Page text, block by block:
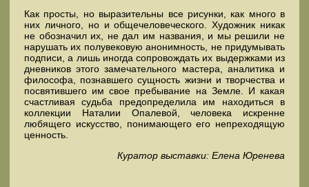
Как просты, но выразительны все рисунки, как много в
них личного, но и общечеловеческого. Художник никак
не обозначил их, не дал им названия, и мы решили не
нарушать их полувековую анонимность, не придумывать
подписи, а лишь иногда сопровождать их выдержками из
дневников этого замечательного мастера, аналитика и
философа, познавшего сущность жизни и творчества и
посвятившего им свое пребывание на Земле. И какая
счастливая судьба предопределила им находиться в
коллекции Наталии Опалевой, человека искренне
любящего искусство, понимающего его непреходящую
ценность.
Куратор выставки: Елена Юренева